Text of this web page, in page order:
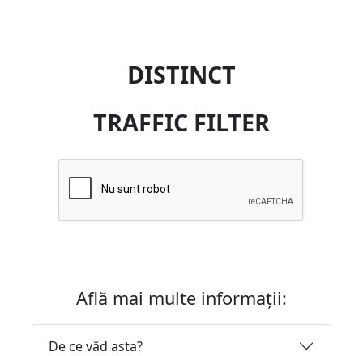
DISTINCT
TRAFFIC FILTER
Află mai multe informații:
De ce văd asta?